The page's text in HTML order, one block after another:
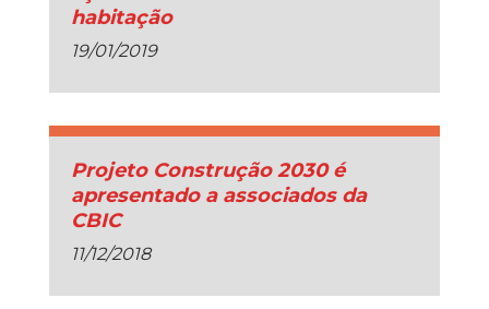
habitação
19/01/2019
Projeto Construção 2030 é
apresentado a associados da
CBIC
11/12/2018